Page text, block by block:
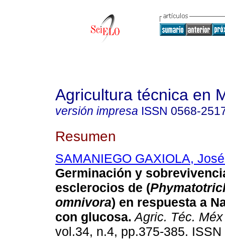
Agricultura técnica en
versión impresa ISSN 0568-
Resumen
SAMANIEGO GAXIOLA,
Germinación y
esclerocios de (
omnivora) en respuesta a
con glucosa. Agric. Téc. Méx
vol.34, n.4, pp.375-385.